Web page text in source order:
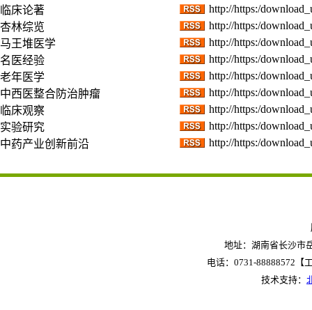
临床论著
http://https:/
杏林综览
http://https:/
马王堆医学
http://https:/
名医经验
http://https:/
老年医学
http://https:/
中西医整合防治肿瘤
http://https:/
临床观察
http://https:/
实验研究
http://https:/
中药产业创新前沿
http://https:/
地址：湖南省长沙市
电话：0731-88888572【
技术支持：